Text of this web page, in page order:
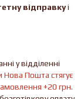
відправкуі
у відділенні
Нова Пошта стягує
+20 грн.